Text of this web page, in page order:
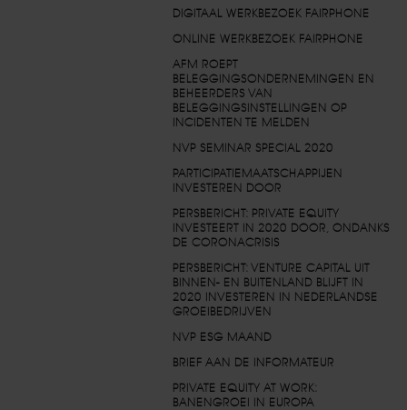
DIGITAAL WERKBEZOEK FAIRPHONE
ONLINE WERKBEZOEK FAIRPHONE
AFM ROEPT
BELEGGINGSONDERNEMINGEN EN
BEHEERDERS VAN
BELEGGINGSINSTELLINGEN OP
INCIDENTEN TE MELDEN
NVP SEMINAR SPECIAL 2020
PARTICIPATIEMAATSCHAPPIJEN
INVESTEREN DOOR
PERSBERICHT: PRIVATE EQUITY
INVESTEERT IN 2020 DOOR, ONDANKS
DE CORONACRISIS
PERSBERICHT: VENTURE CAPITAL UIT
BINNEN- EN BUITENLAND BLIJFT IN
2020 INVESTEREN IN NEDERLANDSE
GROEIBEDRIJVEN
NVP ESG MAAND
BRIEF AAN DE INFORMATEUR
PRIVATE EQUITY AT WORK:
BANENGROEI IN EUROPA